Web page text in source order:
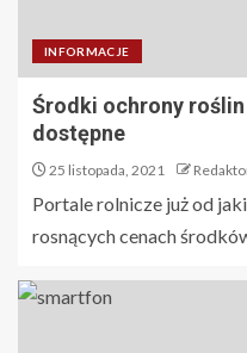
INFORMACJE
Środki ochrony
dostępne
25 listopada, 2021
Portale rolnicze już od
rosnących cenach